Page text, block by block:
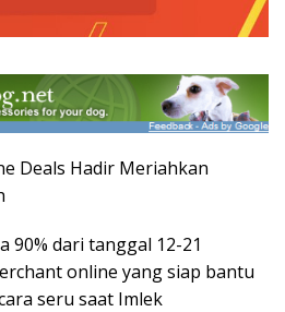
Deals Hadir Meriahkan
90% dari tanggal 12-21
online yang siap bantu
seru saat Imlek